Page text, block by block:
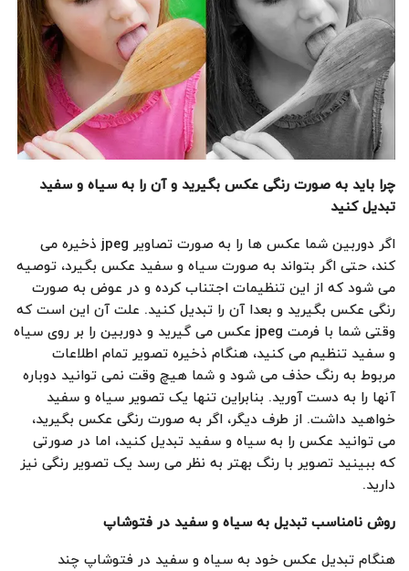
چرا باید به صورت رنگی عکس بگیرید و آن را به سیاه و سفید
تبدیل کنید
اگر دوربین شما عکس ها را به صورت تصاویر jpeg ذخیره می
کند، حتی اگر بتواند به صورت سیاه و سفید عکس بگیرد، توصیه
می شود که از این تنظیمات اجتناب کرده و در عوض به صورت
رنگی عکس بگیرید و بعدا آن را تبدیل کنید. علت آن این است که
وقتی شما با فرمت jpeg عکس می گیرید و دوربین را بر روی سیاه
و سفید تنظیم می کنید، هنگام ذخیره تصویر تمام اطلاعات
مربوط به رنگ حذف می شود و شما هیچ وقت نمی توانید دوباره
آنها را به دست آورید. بنابراین تنها یک تصویر سیاه و سفید
خواهید داشت. از طرف دیگر، اگر به صورت رنگی عکس بگیرید،
می توانید عکس را به سیاه و سفید تبدیل کنید، اما در صورتی
که ببینید تصویر با رنگ بهتر به نظر می رسد یک تصویر رنگی نیز
دارید.
روش نامناسب تبدیل به سیاه و سفید در فتوشاپ
هنگام تبدیل عکس خود به سیاه و سفید در فتوشاپ چند